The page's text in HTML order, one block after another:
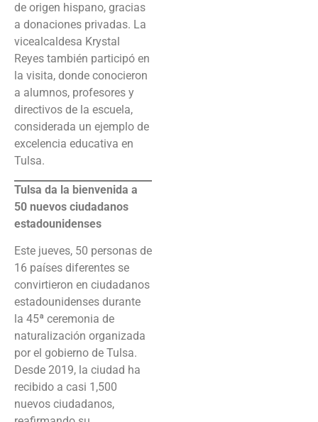
de origen hispano, gracias
a donaciones privadas. La
vicealcaldesa Krystal
Reyes también participó en
la visita, donde conocieron
a alumnos, profesores y
directivos de la escuela,
considerada un ejemplo de
excelencia educativa en
Tulsa.
Tulsa da la bienvenida a
50 nuevos ciudadanos
estadounidenses
Este jueves, 50 personas de
16 países diferentes se
convirtieron en ciudadanos
estadounidenses durante
la 45ª ceremonia de
naturalización organizada
por el gobierno de Tulsa.
Desde 2019, la ciudad ha
recibido a casi 1,500
nuevos ciudadanos,